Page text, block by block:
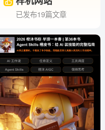
已发布19篇文章